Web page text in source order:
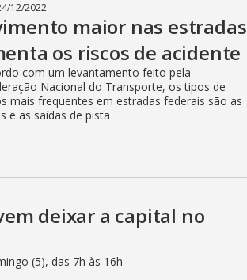
12/2022
maior nas estradas
os riscos de acidente
com um levantamento feito pela
Nacional do Transporte, os tipos de
mais frequentes em estradas federais são as
e as saídas de pista
deixar a capital no
(5), das 7h às 16h